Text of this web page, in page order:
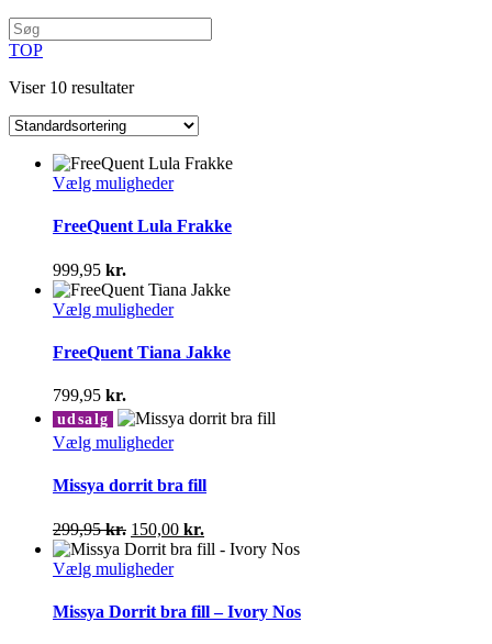
TOP
Viser 10 resultater
Vælg mulighederDette
har
Mulighederne
kan
vælges
varesiden
FreeQuent Lula Frakke
999,95 kr.
Vælg mulighederDette
har
kan
vælges
varesiden
FreeQuent Tiana Jakke
799,95 kr.
udsalg
Vælg mulighederDette
har
varianter.
Mulighederne
kan
vælges
varesiden
Missya dorrit bra fill
299,95kr. Den
oprindelige
pris
299,95 kr..
150,00 kr.
aktuelle
150,00 kr..
Vælg mulighederDette
har
Missya Dorrit bra fill – Ivory Nos